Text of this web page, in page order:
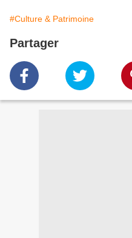
#Culture & Patrimoine
Partager